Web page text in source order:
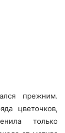
прежним.
цветочков,
только